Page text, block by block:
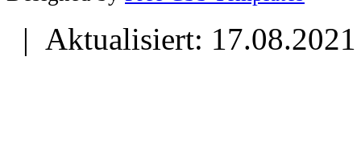
| Aktualisiert: 17.08.2021